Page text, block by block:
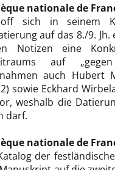
nationale de
sich in seinem
auf das 8./9.
Notizen eine
auf
auch Hubert
sowie Eckhard
weshalb die
darf.
nationale de
der